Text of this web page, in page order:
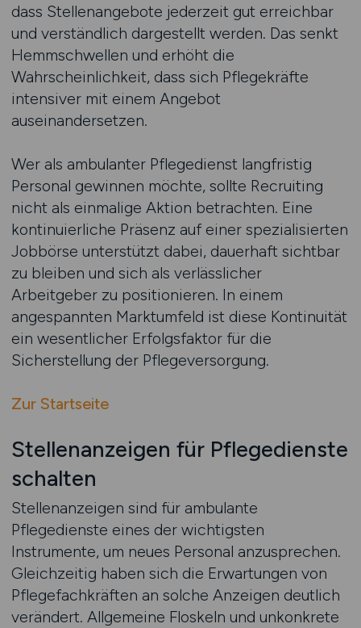
dass Stellenangebote jederzeit gut erreichbar
und verständlich dargestellt werden. Das senkt
Hemmschwellen und erhöht die
Wahrscheinlichkeit, dass sich Pflegekräfte
intensiver mit einem Angebot
auseinandersetzen.
Wer als ambulanter Pflegedienst langfristig
Personal gewinnen möchte, sollte Recruiting
nicht als einmalige Aktion betrachten. Eine
kontinuierliche Präsenz auf einer spezialisierten
Jobbörse unterstützt dabei, dauerhaft sichtbar
zu bleiben und sich als verlässlicher
Arbeitgeber zu positionieren. In einem
angespannten Marktumfeld ist diese Kontinuität
ein wesentlicher Erfolgsfaktor für die
Sicherstellung der Pflegeversorgung.
Zur Startseite
Stellenanzeigen für Pflegedienste
schalten
Stellenanzeigen sind für ambulante
Pflegedienste eines der wichtigsten
Instrumente, um neues Personal anzusprechen.
Gleichzeitig haben sich die Erwartungen von
Pflegefachkräften an solche Anzeigen deutlich
verändert. Allgemeine Floskeln und unkonkrete